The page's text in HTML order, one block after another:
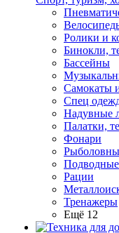
Ролики и
Бинокли,
Бассейны
Самокаты
Спец
Надувные
Палатки,
Фонари
Рации
Тренажеры
Ещё 12